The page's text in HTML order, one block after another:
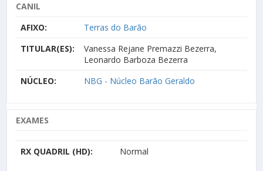
CANIL
AFIXO:
Terras do Barão
TITULAR(ES):
Vanessa Rejane Premazzi Bezerra,
Leonardo Barboza Bezerra
NÚCLEO:
NBG - Núcleo Barão Geraldo
EXAMES
RX QUADRIL (HD): Normal